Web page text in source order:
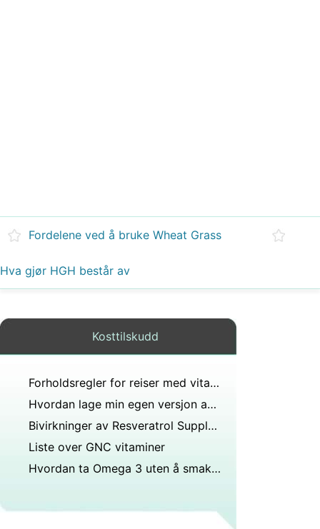
Fordelene ved å bruke Wheat Grass
Hva gjør HGH består av
Kosttilskudd
Forholdsregler for reiser med vitaminer
Hvordan lage min egen versjon av Juice Plus
Bivirkninger av Resveratrol Supplements
Liste over GNC vitaminer
Hvordan ta Omega 3 uten å smake eller Burping Fish Oil